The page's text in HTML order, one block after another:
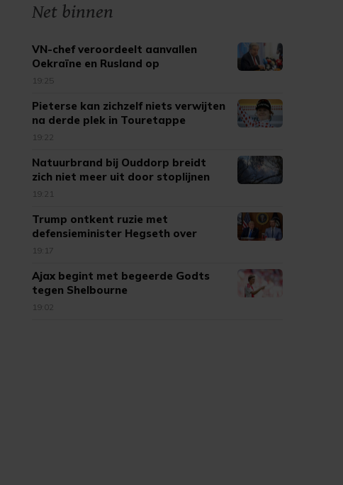
Net binnen
VN-chef veroordeelt aanvallen
Oekraïne en Rusland op
burgerdoelen
19:25
Pieterse kan zichzelf niets verwijten
na derde plek in Touretappe
19:22
Natuurbrand bij Ouddorp breidt
zich niet meer uit door stoplijnen
19:21
Trump ontkent ruzie met
defensieminister Hegseth over
munitie
19:17
Ajax begint met begeerde Godts
tegen Shelbourne
19:02